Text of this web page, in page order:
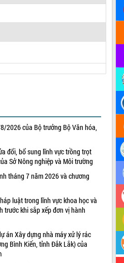
2026 của Bộ trưởng Bộ Văn hóa,
đổi, bổ sung lĩnh vực trồng trọt
Sở Nông nghiệp và Môi trường
tháng 7 năm 2026 và chương
luật trong lĩnh vực khoa học và
trước khi sắp xếp đơn vị hành
án Xây dựng nhà máy xử lý rác
Bình Kiến, tỉnh Đắk Lắk) của